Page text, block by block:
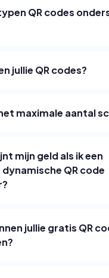
QR codes
jullie QR codes?
maximale aantal
mijn geld als ik een
QR code
jullie gratis QR